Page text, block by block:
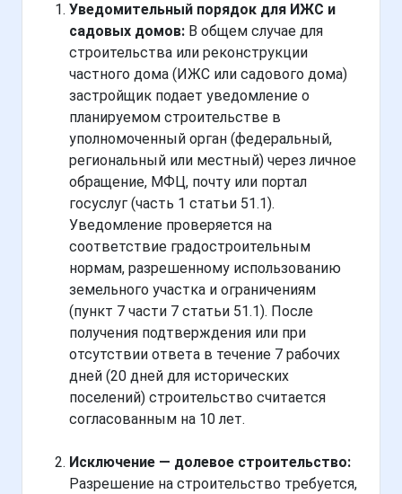
Уведомительный порядок для ИЖС и
садовых домов: В общем случае для
строительства или реконструкции
частного дома (ИЖС или садового дома)
застройщик подает уведомление о
планируемом строительстве в
уполномоченный орган (федеральный,
региональный или местный) через личное
обращение, МФЦ, почту или портал
госуслуг (часть 1 статьи 51.1).
Уведомление проверяется на
соответствие градостроительным
нормам, разрешенному использованию
земельного участка и ограничениям
(пункт 7 части 7 статьи 51.1). После
получения подтверждения или при
отсутствии ответа в течение 7 рабочих
дней (20 дней для исторических
поселений) строительство считается
согласованным на 10 лет.
Исключение — долевое строительство:
Разрешение на строительство требуется,